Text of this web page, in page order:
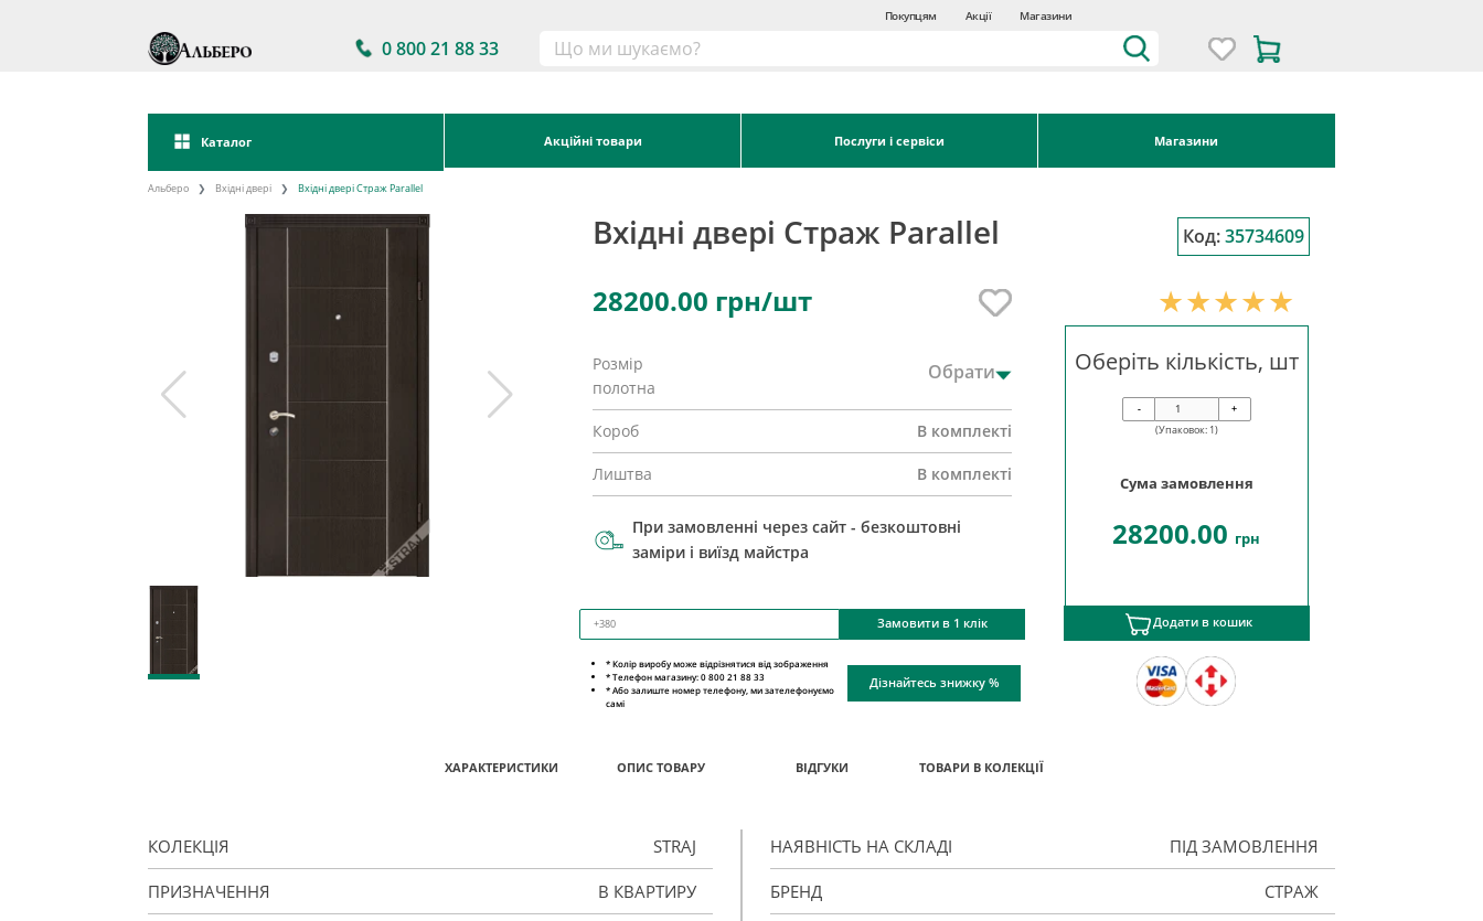
Покупцям Акції Магазини
0 800 21 88 33
Каталог Акційні товари Послуги і сервіси Магазини
Альберо Вхідні двері Вхідні двері Страж Parallel
Вхідні двері Страж Parallel Код: 35734609
28200.00 грн/шт
Розмір
полотна
Обрати
Короб В комплекті
Лиштва В комплекті
При замовленні через сайт - безкоштовні
заміри і виїзд майстра
Замовити в 1 клік
Оберіть кількість, шт
-
+
(Упаковок: 1)
Сума замовлення
28200.00 грн
Додати в кошик
* Колір виробу може відрізнятися від зображення
* Телефон магазину: 0 800 21 88 33
* Або залиште номер телефону, ми зателефонуємо
самі
Дізнайтесь знижку %
ХАРАКТЕРИСТИКИ ОПИС ТОВАРУ ВІДГУКИ ТОВАРИ В КОЛЕКЦІЇ
КОЛЕКЦІЯ STRAJ
ПРИЗНАЧЕННЯ В КВАРТИРУ
НАЯВНІСТЬ НА СКЛАДІ ПІД ЗАМОВЛЕННЯ
БРЕНД СТРАЖ